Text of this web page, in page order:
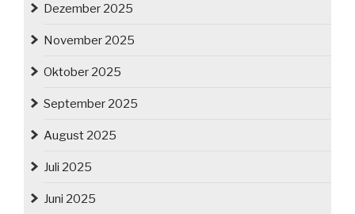
Dezember 2025
November 2025
Oktober 2025
September 2025
August 2025
Juli 2025
Juni 2025